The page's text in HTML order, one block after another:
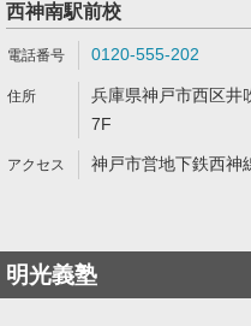
西神南駅前校
0120-555-202
兵庫県神戸市西区井
7F
神戸市営地下鉄西神
明光義塾